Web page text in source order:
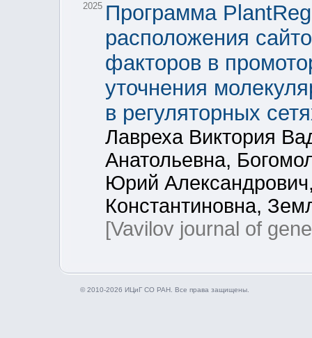
2025 Программа
расположения
факторов в
уточнения
в регуляторных
Лавреха Виктория
Анатольевна,
Юрий
Константиновна,
[Vavilov journal of
© 2010-2026 ИЦиГ СО РАН. Все права защищены.